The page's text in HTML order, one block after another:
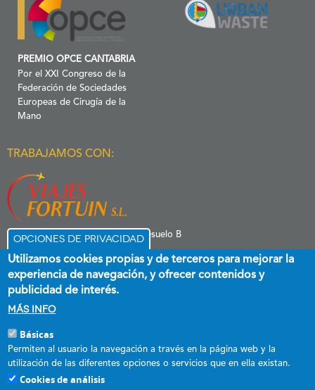
PREMIO OPCE CANTABRIA
Por el XXI Congreso de la
Federación de Sociedades
Europeas de Cirugía de la
Mano
TRABAJAMOS CON:
C/ Menéndez Pelayo 6 Entresuelo B
Esta empresa ha recibido una subvención destinada a promover el
empleo estable y de calidad, cofinanciada al 60 % por el Fondo Social
Europeo plus y el Gobierno de Cantabria a través del Programa
Opciones de privacidad
Utilizamos cookies propias y de terceros para mejorar la
experiencia de navegación, y ofrecer contenidos y
publicidad de interés.
Más info
Básicas
Permiten al usuario la navegación a través en la página web y la
utilización de las diferentes opciones o servicios que en ella existan.
Cookies de análisis